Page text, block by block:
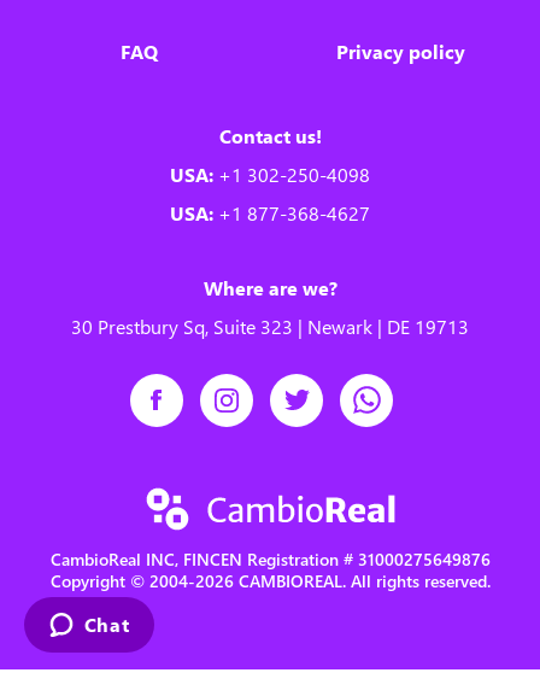
FAQ Privacy policy
Contact us!
USA: +1 302-250-4098
USA: +1 877-368-4627
Where are we?
30 Prestbury Sq, Suite 323 | Newark | DE 19713
CambioReal INC, FINCEN Registration # 31000275649876
Copyright © 2004-2026 CAMBIOREAL. All rights reserved.
Chat